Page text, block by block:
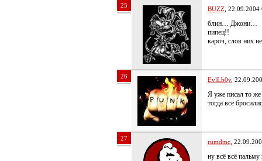
25 BUZZ ,
блин… Джони…
пипец!!
кароч, слов них
26 EvlLb0y,
Я уже писал то же
тогда все
27 rumdmc ,
ну всё всё